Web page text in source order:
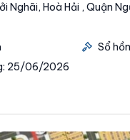
Nghãi, Hoà Hải , Quận
Sổ
25/06/2026